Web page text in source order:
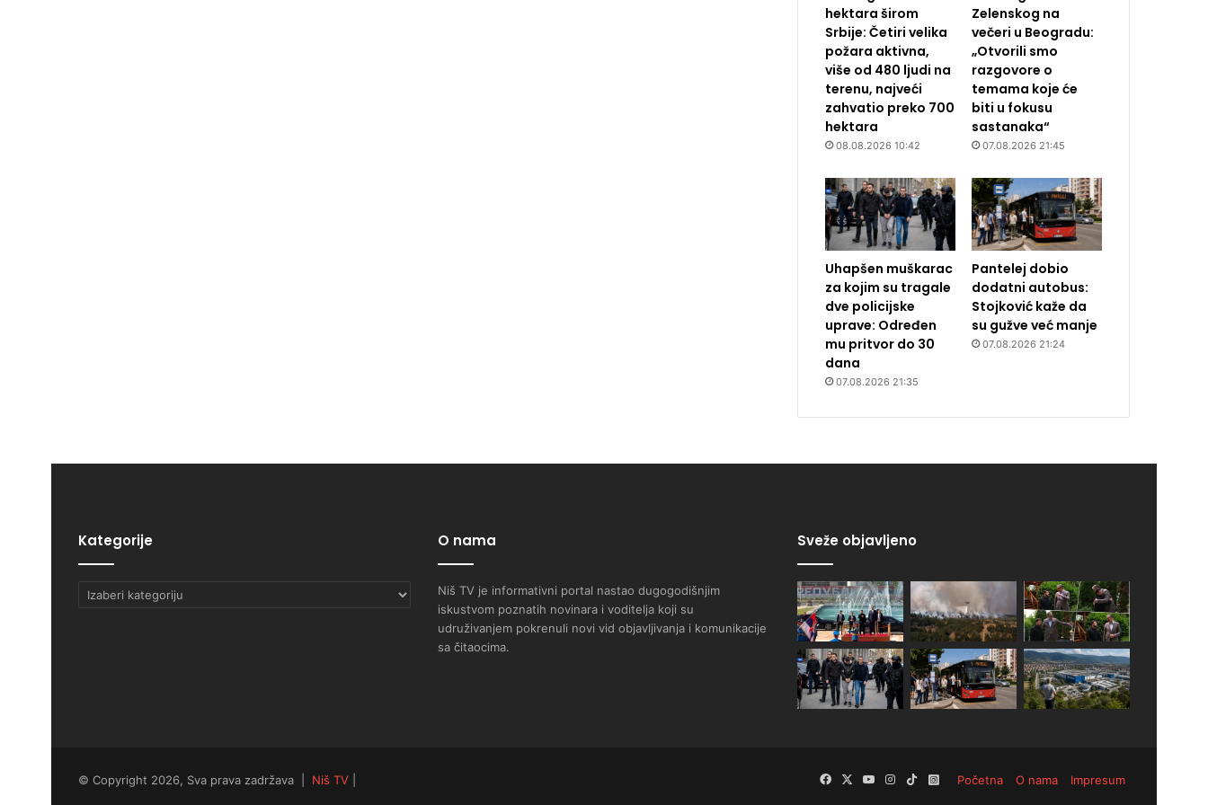
hektara širom
Srbije: Četiri velika
požara aktivna,
više od 480 ljudi na
terenu, najveći
zahvatio preko 700
hektara
08.08.2026 10:42
Zelenskog na
večeri u Beogradu:
„Otvorili smo
razgovore o
temama koje će
biti u fokusu
sastanaka“
07.08.2026 21:45
Uhapšen muškarac
za kojim su tragale
dve policijske
uprave: Određen
mu pritvor do 30
dana
07.08.2026 21:35
Pantelej dobio
dodatni autobus:
Stojković kaže da
su gužve već manje
07.08.2026 21:24
Kategorije
Kategorije
O nama
Niš TV je informativni portal nastao dugogodišnjim
iskustvom poznatih novinara i voditelja koji su
udruživanjem pokrenuli novi vid objavljivanja i komunikacije
sa čitaocima.
Sveže objavljeno
© Copyright 2026, Sva prava zadržava | Niš TV Početna O nama Impresum
FacebookYouTubeInstagram
TikTokInstagram